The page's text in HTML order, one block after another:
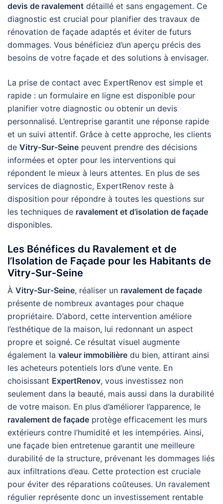
devis de ravalement détaillé et sans engagement. Ce
diagnostic est crucial pour planifier des travaux de
rénovation de façade adaptés et éviter de futurs
dommages. Vous bénéficiez d’un aperçu précis des
besoins de votre façade et des solutions à envisager.
La prise de contact avec ExpertRenov est simple et
rapide : un formulaire en ligne est disponible pour
planifier votre diagnostic ou obtenir un devis
personnalisé. L’entreprise garantit une réponse rapide
et un suivi attentif. Grâce à cette approche, les clients
de Vitry-Sur-Seine peuvent prendre des décisions
informées et opter pour les interventions qui
répondent le mieux à leurs attentes. En plus de ses
services de diagnostic, ExpertRenov reste à
disposition pour répondre à toutes les questions sur
les techniques de ravalement et d’isolation de façade
disponibles.
Les Bénéfices du Ravalement et de
l’Isolation de Façade pour les Habitants de
Vitry-Sur-Seine
À Vitry-Sur-Seine, réaliser un ravalement de façade
présente de nombreux avantages pour chaque
propriétaire. D’abord, cette intervention améliore
l’esthétique de la maison, lui redonnant un aspect
propre et soigné. Ce résultat visuel augmente
également la valeur immobilière du bien, attirant ainsi
les acheteurs potentiels lors d’une vente. En
choisissant ExpertRenov, vous investissez non
seulement dans la beauté, mais aussi dans la durabilité
de votre maison. En plus d’améliorer l’apparence, le
ravalement de façade protège efficacement les murs
extérieurs contre l’humidité et les intempéries. Ainsi,
une façade bien entretenue garantit une meilleure
durabilité de la structure, prévenant les dommages liés
aux infiltrations d’eau. Cette protection est cruciale
pour éviter des réparations coûteuses. Un ravalement
régulier représente donc un investissement rentable